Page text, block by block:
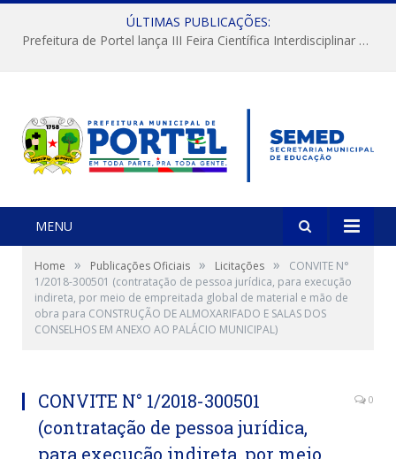
ÚLTIMAS PUBLICAÇÕES:
Prefeitura de Portel lança III Feira Científica Interdisciplinar com foco em Ciência e Territorialidade
MENU
Home » Publicações Oficiais » Licitações »
CONVITE N°
1/2018-300501 (contratação de pessoa jurídica, para execução
indireta, por meio de empreitada global de material e mão de
obra para CONSTRUÇÃO DE ALMOXARIFADO E SALAS DOS
CONSELHOS EM ANEXO AO PALÁCIO MUNICIPAL)
CONVITE N° 1/2018-300501
(contratação de pessoa jurídica,
para execução indireta, por meio
0